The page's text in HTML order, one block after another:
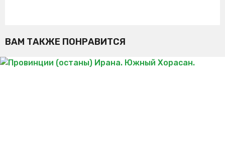
ВАМ ТАКЖЕ ПОНРАВИТСЯ